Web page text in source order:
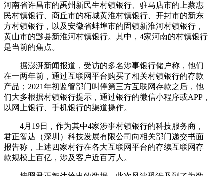
河南省许昌市的禹州新民生村镇银行、驻马店市的上蔡惠
民村镇银行、商丘市的柘城黄淮村镇银行、开封市的新东
方村镇银行，以及安徽省蚌埠市的固镇新淮河村镇银行，
黄山市的黟县新淮河村镇银行。其中，4家河南的村镇银行
是当前的焦点。
据澎湃新闻报道，受访的多名涉事银行储户称，他们
在一两年前，通过互联网平台购买了相关村镇银行的存款
产品；2021年初监管部门叫停第三方互联网存款之后，他
们大多根据村镇银行提示，通过银行的微信小程序或APP，
以网上银行、手机银行的渠道操作。
4月19日，作为其中4家涉事村镇银行的科技服务商，
君正智达（深圳）科技发展有限公司向相关部门递交书面
报告称，上述四家村行在各大互联网平台的存续互联网存
款规模上百亿，涉及客户近百万人。